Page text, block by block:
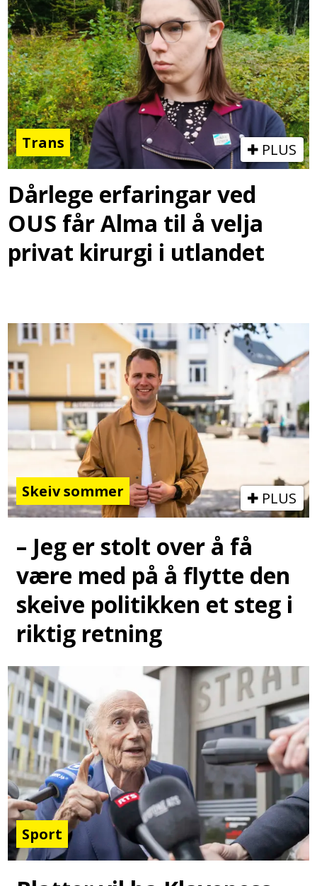
Trans PLUS
Dårlege erfaringar ved
OUS får Alma til å velja
privat kirurgi i utlandet
Skeiv sommer PLUS
– Jeg er stolt over å få
være med på å flytte den
skeive politikken et steg i
riktig retning
Sport